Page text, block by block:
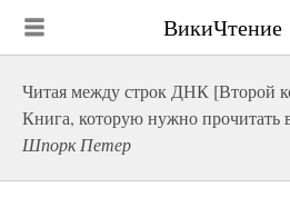
ВикиЧтение
Читая между строк ДНК [Второй
Книга, которую нужно прочитать
Шпорк Петер